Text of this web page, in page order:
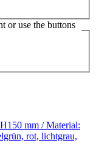
or use the buttons
mm / Material:
rot, lichtgrau,